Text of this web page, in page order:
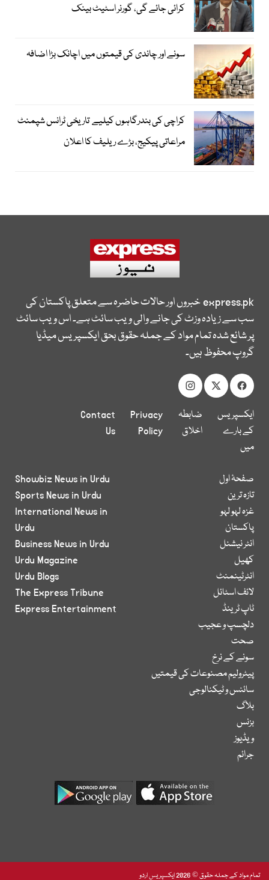
کرائی جائے گی، گورنر اسٹیٹ بینک
سونے اور چاندی کی قیمتوں میں اچانک بڑا اضافہ
کراچی کی بندرگاہوں کیلیے تاریخی ٹرانس شپمنٹ
مراعاتی پیکیج، بڑے ریلیف کا اعلان
express.pkخبروں اور حالات حاضرہ سے متعلق پاکستان کی
سب سے زیادہ وزٹ کی جانے والی ویب سائٹ ہے۔ اس ویب سائٹ
پر شائع شدہ تمام مواد کے جملہ حقوق بحق ایکسپریس میڈیا
گروپ محفوظ ہیں۔
ایکسپریس
کے بارے
میں
ضابطہ
اخلاق
Privacy
Policy
Contact
Us
صفحۂ اول
تازہ ترین
غزہ لہو لہو
پاکستان
انٹر نیشنل
کھیل
انٹرٹینمنٹ
لائف اسٹائل
ٹاپ ٹرینڈ
دلچسپ و عجیب
صحت
سونے کے نرخ
پیٹرولیم مصنوعات کی قیمتیں
سائنس و ٹیکنالوجی
بلاگ
بزنس
ویڈیوز
جرائم
Showbiz News in Urdu
Sports News in Urdu
International News in
Urdu
Business News in Urdu
Urdu Magazine
Urdu Blogs
The Express Tribune
Express Entertainment
تمام مواد کے جملہ حقوق © 2026 ایکسپریس اردو